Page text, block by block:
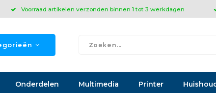
Voorraad artikelen verzonden binnen 1 tot 3 werkdagen
Onderdelen Multimedia Printer